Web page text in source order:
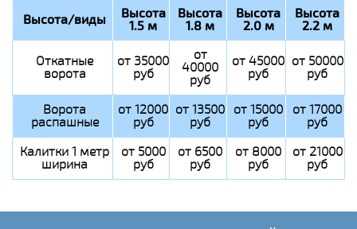
Высота/виды Высота
1.5 м
Высота
1.8 м
Высота
2.0 м
Высота
2.2 м
Откатные
ворота
от 35000
руб
от
40000
руб
от 45000
руб
от 50000
руб
Ворота
распашные
от 12000
руб
от 13500
руб
от 15000
руб
от 17000
руб
Калитки 1 метр
ширина
от 5000
руб
от 6500
руб
от 8000
руб
от 21000
руб